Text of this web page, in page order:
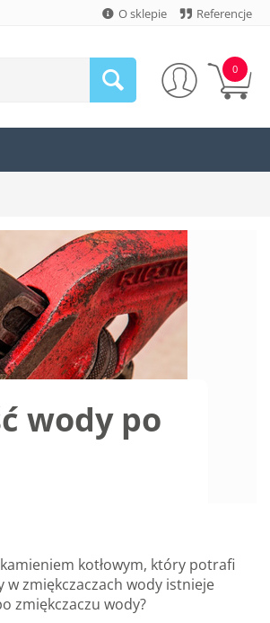
O sklepie Referencje
0
wody po
kotłowym, który potrafi
w zmiękczaczach wody istnieje
zmiękczaczu wody?